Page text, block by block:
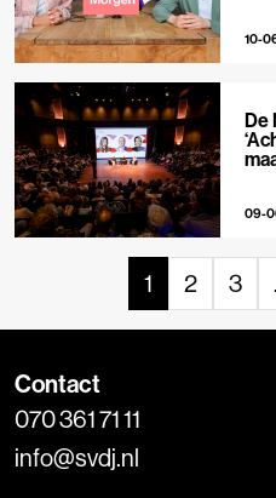
10-
De
09-
1 2 3
Contact
070 361 71 11
info@svdj.nl